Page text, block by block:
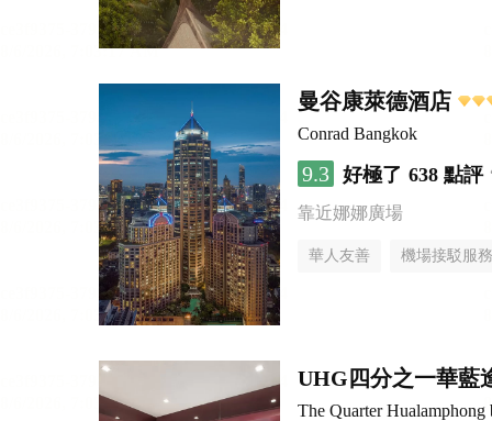
曼谷康萊德酒店
Conrad Bangkok
9.3 好極了 638 點評
靠近娜娜廣場
華人友善 機場接駁服務
UHG四分之一華藍
The Quarter